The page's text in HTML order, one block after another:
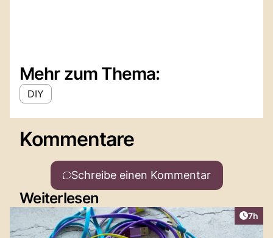
Mehr zum Thema:
DIY
Kommentare
Schreibe einen Kommentar
Weiterlesen
7h